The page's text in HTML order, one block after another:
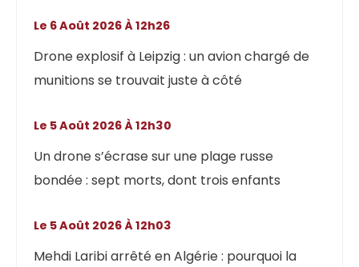
Drone explosif à Leipzig : un avion chargé de
munitions se trouvait juste à côté
Le 6 Août 2026 À 12h26
Un drone s’écrase sur une plage russe
bondée : sept morts, dont trois enfants
Le 5 Août 2026 À 12h30
Mehdi Laribi arrêté en Algérie : pourquoi la
Le 5 Août 2026 À 12h03